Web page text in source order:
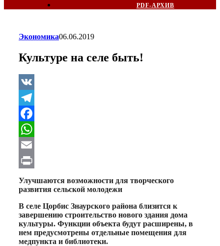
PDF-АРХИВ
Экономика06.06.2019
Культуре на селе быть!
VK
Telegram
Facebook
WhatsApp
Email
Print
Улучшаются возможности для творческого
развития сельской молодежи
В селе Цорбис Знаурского района близится к
завершению строительство нового здания дома
культуры. Функции объекта будут расширены, в
нем предусмотрены отдельные помещения для
медпункта и библиотеки.